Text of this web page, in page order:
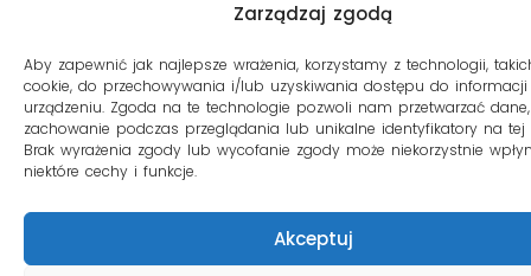
Zarządzaj zgodą
Aby zapewnić jak najlepsze wrażenia, korzystamy z technologii,
cookie, do przechowywania i/lub uzyskiwania dostępu do
urządzeniu. Zgoda na te technologie pozwoli nam przetwarzać
zachowanie podczas przeglądania lub unikalne identyfikatory na tej
Brak wyrażenia zgody lub wycofanie zgody może niekorzystnie
niektóre cechy i funkcje.
Akceptuj